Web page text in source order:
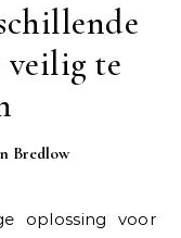
veilig te
Bredlow